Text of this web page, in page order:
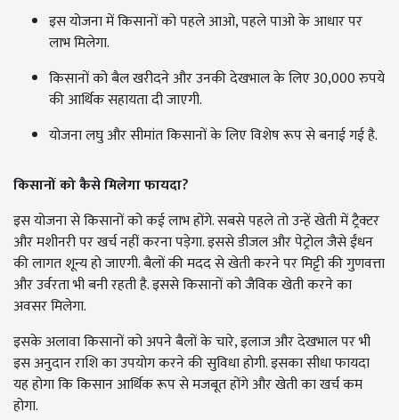
इस योजना में किसानों को पहले आओ, पहले पाओ के आधार पर
लाभ मिलेगा.
किसानों को बैल खरीदने और उनकी देखभाल के लिए 30,000 रुपये
की आर्थिक सहायता दी जाएगी.
योजना लघु और सीमांत किसानों के लिए विशेष रूप से बनाई गई है.
किसानों को कैसे मिलेगा फायदा?
इस योजना से किसानों को कई लाभ होंगे. सबसे पहले तो उन्हें खेती में ट्रैक्टर
और मशीनरी पर खर्च नहीं करना पड़ेगा. इससे डीजल और पेट्रोल जैसे ईंधन
की लागत शून्य हो जाएगी. बैलों की मदद से खेती करने पर मिट्टी की गुणवत्ता
और उर्वरता भी बनी रहती है. इससे किसानों को जैविक खेती करने का
अवसर मिलेगा.
इसके अलावा किसानों को अपने बैलों के चारे, इलाज और देखभाल पर भी
इस अनुदान राशि का उपयोग करने की सुविधा होगी. इसका सीधा फायदा
यह होगा कि किसान आर्थिक रूप से मजबूत होंगे और खेती का खर्च कम
होगा.